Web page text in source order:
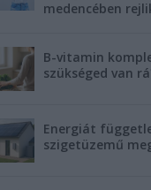
medencében
B-vitamin
szükséged van
Energiát
szigetüzemű